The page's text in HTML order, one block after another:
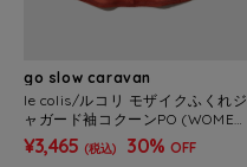
go slow caravan
le colis/ルコリ モザイクふくれジ
ャガード袖コクーンPO (WOMEN
S)
¥3,465 (税込) 30% OFF